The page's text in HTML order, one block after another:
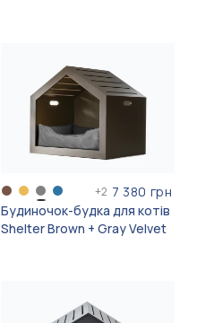
+2 7 380 грн
Будиночок-будка для котів
Shelter Brown + Gray Velvet